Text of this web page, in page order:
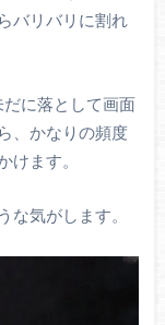
バリバリに割れ
に落として画面
、かなりの頻度
けます。
な気がします。